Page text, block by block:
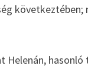
következtében;
Helenán,